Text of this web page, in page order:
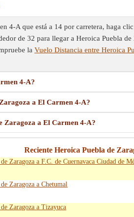
4-A que está a 14 por carretera, haga
de 32 para llegar a Heroica Puebla
la Vuelo Distancia entre Heroica
4-A?
a El Carmen 4-A?
Zaragoza a El Carmen 4-A?
Reciente Heroica Puebla de
Zaragoza a F.C. de Cuernavaca Ciudad de
Zaragoza a Chetumal
Zaragoza a Tizayuca